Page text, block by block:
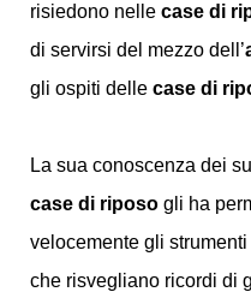
risiedono nelle case di
di servirsi del mezzo dell’
gli ospiti delle case di
La sua conoscenza dei
case di riposogli ha
velocemente gli
che risvegliano ricordi di